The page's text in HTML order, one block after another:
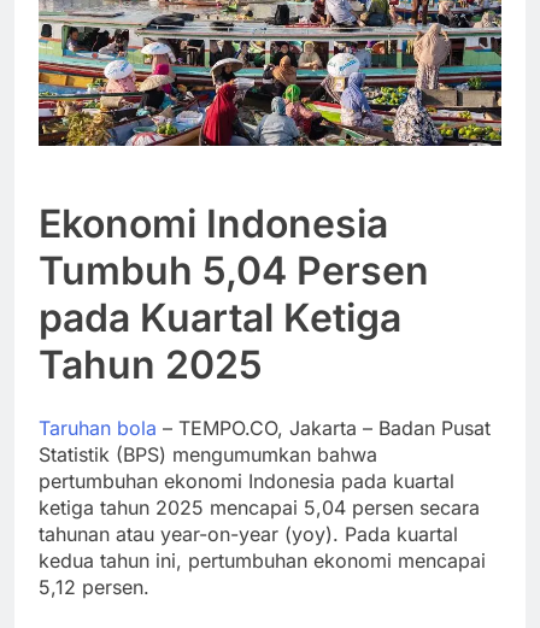
Ekonomi Indonesia
Tumbuh 5,04 Persen
pada Kuartal Ketiga
Tahun 2025
Taruhan bola – TEMPO.CO, Jakarta – Badan Pusat
Statistik (BPS) mengumumkan bahwa
pertumbuhan ekonomi Indonesia pada kuartal
ketiga tahun 2025 mencapai 5,04 persen secara
tahunan atau year-on-year (yoy). Pada kuartal
kedua tahun ini, pertumbuhan ekonomi mencapai
5,12 persen.